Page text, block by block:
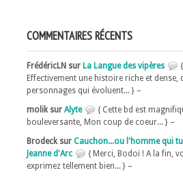
COMMENTAIRES RÉCENTS
FrédéricLN sur La Langue des vipères
{
Effectivement une histoire riche et dense,
personnages qui évoluent... } –
molik sur Alyte
{ Cette bd est
bouleversante, Mon coup de coeur... } –
Brodeck sur Cauchon...ou l'homme qui
Jeanne d'Arc
{ Merci, Bodoï ! A la fin,
exprimez tellement bien... } –